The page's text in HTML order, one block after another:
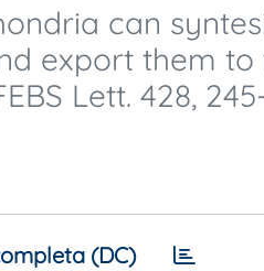
can
export them to
Lett. 428,
(DC)